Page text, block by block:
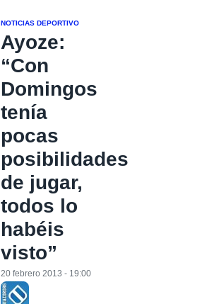
NOTICIAS DEPORTIVO
Ayoze:
“Con
Domingos
tenía
pocas
posibilidades
de jugar,
todos lo
habéis
visto”
20 febrero 2013 - 19:00